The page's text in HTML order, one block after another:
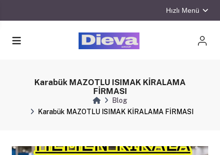
Hızlı Menü
Karabük MAZOTLU ISIMAK KİRALAMA
FİRMASI
Blog
Karabük MAZOTLU ISIMAK KİRALAMA FİRMASI